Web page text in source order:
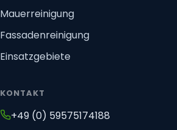
Mauerreinigung
Fassadenreinigung
Einsatzgebiete
KONTAKT
+49 (0) 59575174188